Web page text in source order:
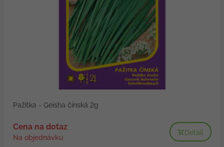
Pažitka - Geisha čínská 2g
Cena na dotaz
Na objednávku
Detail